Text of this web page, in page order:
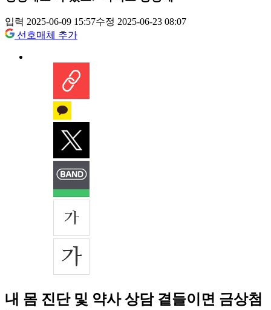
입력 2025-06-09 15:57수정 2025-06-23 08:07
선호매체 추가
내 몸 진단 및 약사 상담 곁들이면 금상첨